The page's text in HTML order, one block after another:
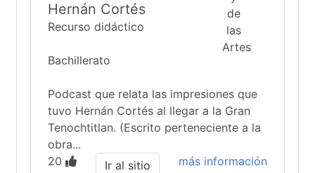
Hernán Cortés
Recurso didáctico
Bachillerato
Podcast que relata las impresiones que
tuvo Hernán Cortés al llegar a la Gran
Tenochtitlan. (Escrito perteneciente a la
obra...
20
más información
Ir al sitio